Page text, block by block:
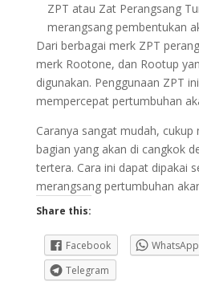
ZPT atau Zat Perangsang
merangsang pembentukan
Dari berbagai merk ZPT
merk Rootone, dan Rootup
digunakan. Penggunaan ZPT
mempercepat pertumbuhan
Caranya sangat mudah,
bagian yang akan di cangkok
tertera. Cara ini dapat dipakai
merangsang pertumbuhan
Share this:
Facebook WhatsApp
Telegram